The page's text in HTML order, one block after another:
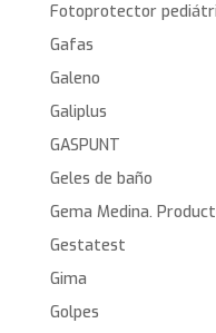
Fotoprotector
Gafas
Galeno
Galiplus
GASPUNT
Geles de baño
Gema Medina.
Gestatest
Gima
Golpes